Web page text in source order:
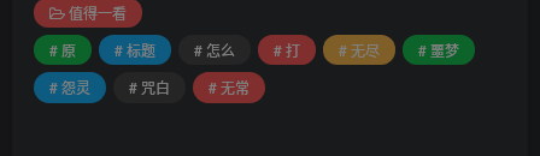
值得一看
# 原
# 标题 # 怎么 # 打 # 无尽
# 噩梦
# 怨灵
# 咒白 # 无常